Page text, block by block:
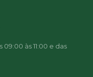
às 11:00 e das